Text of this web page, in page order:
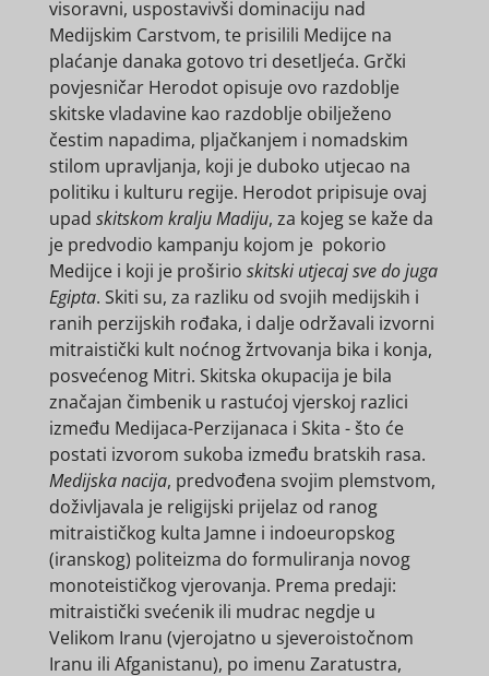
visoravni, uspostavivši dominaciju nad
Medijskim Carstvom, te prisilili Medijce na
plaćanje danaka gotovo tri desetljeća. Grčki
povjesničar Herodot opisuje ovo razdoblje
skitske vladavine kao razdoblje obilježeno
čestim napadima, pljačkanjem i nomadskim
stilom upravljanja, koji je duboko utjecao na
politiku i kulturu regije. Herodot pripisuje ovaj
upad skitskom kralju Madiju, za kojeg se kaže da
je predvodio kampanju kojom je pokorio
Medijce i koji je proširio skitski utjecaj sve do juga
Egipta. Skiti su, za razliku od svojih medijskih i
ranih perzijskih rođaka, i dalje održavali izvorni
mitraistički kult noćnog žrtvovanja bika i konja,
posvećenog Mitri. Skitska okupacija je bila
značajan čimbenik u rastućoj vjerskoj razlici
između Medijaca-Perzijanaca i Skita - što će
postati izvorom sukoba između bratskih rasa.
Medijska nacija, predvođena svojim plemstvom,
doživljavala je religijski prijelaz od ranog
mitraističkog kulta Jamne i indoeuropskog
(iranskog) politeizma do formuliranja novog
monoteističkog vjerovanja. Prema predaji:
mitraistički svećenik ili mudrac negdje u
Velikom Iranu (vjerojatno u sjeveroistočnom
Iranu ili Afganistanu), po imenu Zaratustra,